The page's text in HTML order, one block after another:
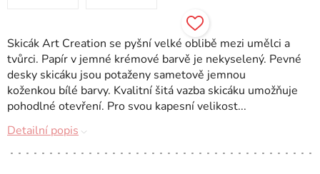
Skicák Art Creation se pyšní velké oblibě mezi umělci a
tvůrci. Papír v jemné krémové barvě je nekyselený. Pevné
desky skicáku jsou potaženy sametově jemnou
koženkou bílé barvy. Kvalitní šitá vazba skicáku umožňuje
pohodlné otevření. Pro svou kapesní velikost...
Detailní popis